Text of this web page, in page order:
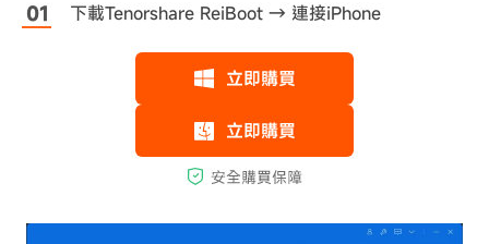
下載Tenorshare ReiBoot → 連接iPhone